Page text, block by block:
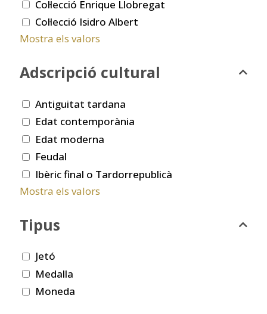
Col·lecció Enrique Llobregat
Col·lecció Isidro Albert
Mostra els valors
Adscripció cultural
Antiguitat tardana
Edat contemporània
Edat moderna
Feudal
Ibèric final o Tardorrepublicà
Mostra els valors
Tipus
Jetó
Medalla
Moneda